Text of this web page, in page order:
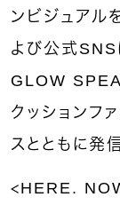
ンビジュアル
よび公式SNS
GLOW
クッションフ
スとともに発
＜HERE.